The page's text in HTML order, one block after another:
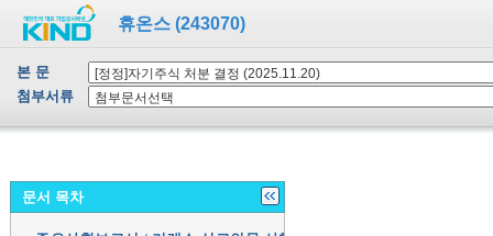
휴온스 (243070)
본 문
첨부서류
문서 목차